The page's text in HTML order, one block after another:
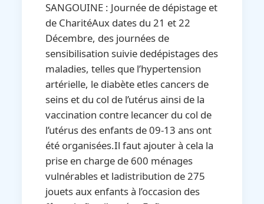
SANGOUINE : Journée de dépistage et
de CharitéAux dates du 21 et 22
Décembre, des journées de
sensibilisation suivie dedépistages des
maladies, telles que l’hypertension
artérielle, le diabète etles cancers de
seins et du col de l’utérus ainsi de la
vaccination contre lecancer du col de
l’utérus des enfants de 09-13 ans ont
été organisées.Il faut ajouter à cela la
prise en charge de 600 ménages
vulnérables et ladistribution de 275
jouets aux enfants à l’occasion des